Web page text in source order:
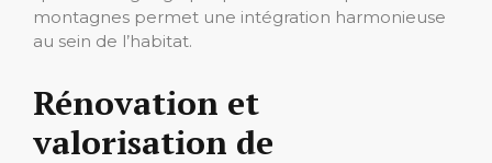
montagnes permet une intégration harmonieuse
au sein de l’habitat.
Rénovation et
valorisation de